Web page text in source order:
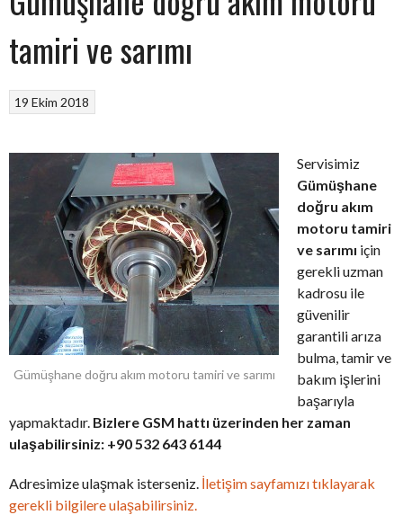
tamiri ve sarımı
19 Ekim 2018
Gümüşhane doğru akım motoru tamiri ve sarımı
Servisimiz
Gümüşhane
doğru akım
motoru tamiri
ve sarımı için
gerekli uzman
kadrosu ile
güvenilir
garantili arıza
bulma, tamir ve
bakım işlerini
başarıyla
yapmaktadır. Bizlere GSM hattı üzerinden her zaman
ulaşabilirsiniz: +90 532 643 6144
Adresimize ulaşmak isterseniz. İletişim sayfamızı tıklayarak
gerekli bilgilere ulaşabilirsiniz.